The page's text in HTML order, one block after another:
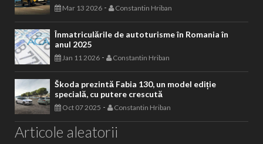
Mar 13 2026 - Constantin Hriban
Înmatriculările de autoturisme în Romania în
anul 2025
Jan 11 2026 - Constantin Hriban
Škoda prezintă Fabia 130, un model ediție
specială, cu putere crescută
Oct 07 2025 - Constantin Hriban
Articole aleatorii